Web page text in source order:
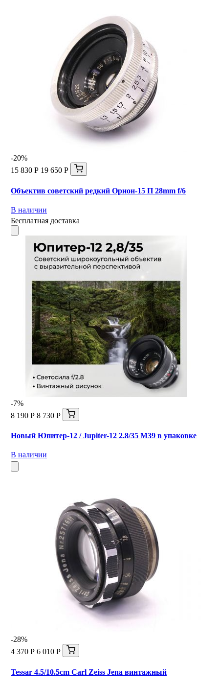
-20%
15 830 Р 19 650 Р
Объектив советский редкий Орион-15 П 28mm f/6
В наличии
Бесплатная доставка
-7%
8 190 Р 8 730 Р
Новый Юпитер-12 / Jupiter-12 2.8/35 М39 в упаковке
В наличии
-28%
4 370 Р 6 010 Р
Tessar 4.5/10.5cm Carl Zeiss Jena винтажный